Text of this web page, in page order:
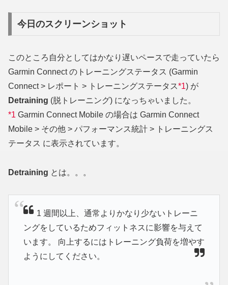
今日のスクリーンショット
このところ自分としてはかなり遅いペースで走っていたら
Garmin Connect のトレーニングステータス (Garmin
Connect > レポート > トレーニングステータス*1) が
Detraining (脱トレーニング) になっちゃいました。
*1 Garmin Connect Mobile の場合は Garmin Connect
Mobile > その他 > パフォーマンス統計 > トレーニングス
テータス に表示されています。
Detraining とは。。。
1 週間以上、通常よりかなり少ないトレーニ
ングをしているためフィットネスに影響を与えて
います。 向上するにはトレーニング負荷を増やす
ようにしてください。